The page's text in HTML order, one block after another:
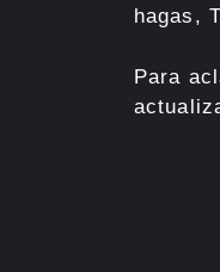
hagas,
Para